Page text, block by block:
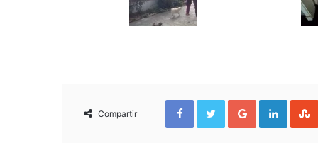
Compartir
FacebookTwitterGoogle+